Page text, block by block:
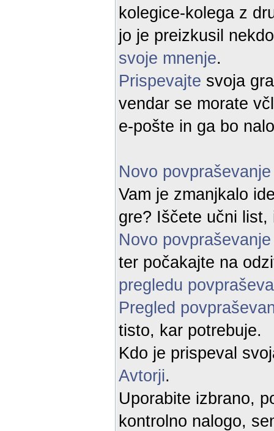
kolegice-kolega z
jo je preizkusil
svoje mnenje.
Prispevajte svoja
vendar se morate
e-pošte in ga bo
Novo povpraševanje
Vam je zmanjkalo
gre? Iščete učni
Novo
ter počakajte na
pregledu
Pregled
tisto, kar potrebuje.
Kdo je prispeval
Avtorji.
Uporabite izbrano,
kontrolno nalogo,